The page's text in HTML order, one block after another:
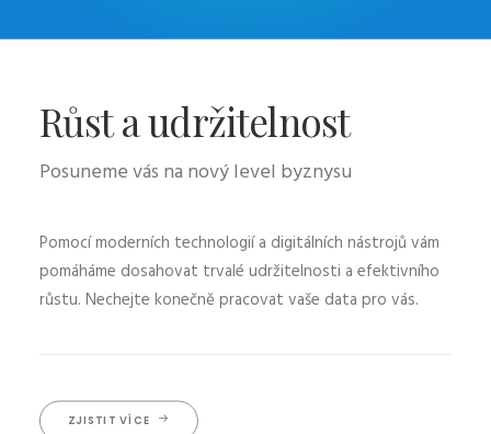
Růst a udržitelnost
Posuneme vás na nový level byznysu
Pomocí moderních technologií a digitálních nástrojů vám
pomáháme dosahovat trvalé udržitelnosti a efektivního
růstu. Nechejte konečně pracovat vaše data pro vás.
ZJISTIT VÍCE